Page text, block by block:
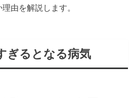
由を解説します。
ぎるとなる病気